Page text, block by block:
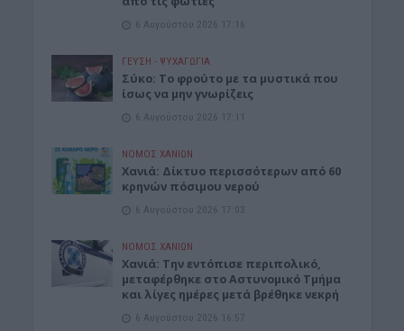
6 Αυγούστου 2026 17:16
ΓΕΎΣΗ - ΨΥΧΑΓΩΓΊΑ
Σύκο: Το φρούτο με τα μυστικά που
ίσως να μην γνωρίζεις
6 Αυγούστου 2026 17:11
ΝΟΜΌΣ ΧΑΝΊΩΝ
Xανιά: Δίκτυο περισσότερων από 60
κρηνών πόσιμου νερού
6 Αυγούστου 2026 17:03
ΝΟΜΌΣ ΧΑΝΊΩΝ
Χανιά: Την εντόπισε περιπολικό,
μεταφέρθηκε στο Αστυνομικό Τμήμα
και λίγες ημέρες μετά βρέθηκε νεκρή
6 Αυγούστου 2026 16:57